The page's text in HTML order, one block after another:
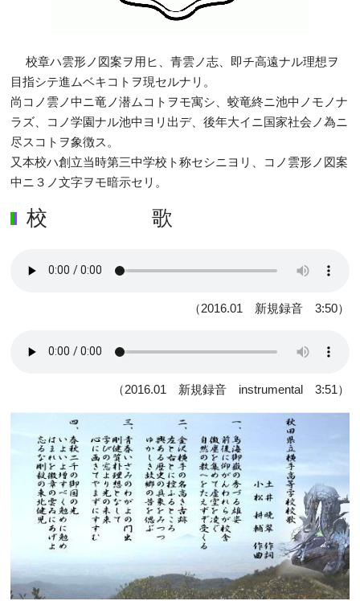
校章ハ雲形ノ図案ヲ用ヒ、青雲ノ志、即チ高遠ナル理想ヲ
目指シテ進ムベキコトヲ現セルナリ。
尚コノ雲ノ中ニ竜ノ潜ムコトヲモ寓シ、蛟竜終ニ池中ノモノナ
ラズ、コノ学園ナル池中ヨリ出デ、後年大イニ国家社会ノ為ニ
尽スコトヲ象徴ス。
又本校ハ創立当時第三中学校ト称セシニヨリ、コノ雲形ノ図案
中ニ３ノ文字ヲモ暗示セリ。
校 歌
（2016.01 新規録音 3:50）
（2016.01 新規録音 instrumental 3:51）